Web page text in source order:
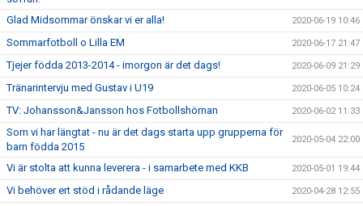
Glad Midsommar önskar vi er alla! 2020-06-19 10:46
Sommarfotboll o Lilla EM 2020-06-17 21:47
Tjejer födda 2013-2014 - imorgon är det dags! 2020-06-09 21:29
Tränarintervju med Gustav i U19 2020-06-05 10:24
TV: Johansson&Jansson hos Fotbollshörnan 2020-06-02 11:33
Som vi har längtat - nu är det dags starta upp grupperna för
barn födda 2015
2020-05-04 22:00
Vi är stolta att kunna leverera - i samarbete med KKB 2020-05-01 19:44
Vi behöver ert stöd i rådande läge 2020-04-28 12:55